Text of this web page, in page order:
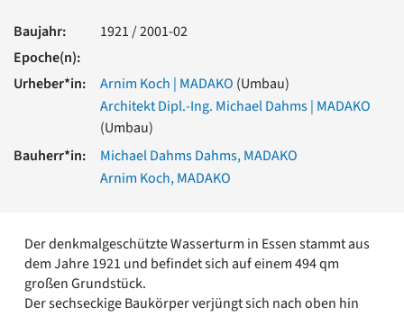
Vorromanik
Römische Antike
Über uns
Über baukunst-nrw
Fachbeirat
Freunde & Förderer
Kontakt
Impressum
Suchbegriff eingeben
Baujahr:
1921 / 2001-02
Epoche(n):
Urheber*in:
Arnim Koch | MADAKO (Umbau)
Architekt Dipl.-Ing. Michael Dahms | MADAKO
(Umbau)
Bauherr*in:
Michael Dahms Dahms, MADAKO
Arnim Koch, MADAKO
Der denkmalgeschützte Wasserturm in Essen stammt aus
dem Jahre 1921 und befindet sich auf einem 494 qm
großen Grundstück.
Der sechseckige Baukörper verjüngt sich nach oben hin